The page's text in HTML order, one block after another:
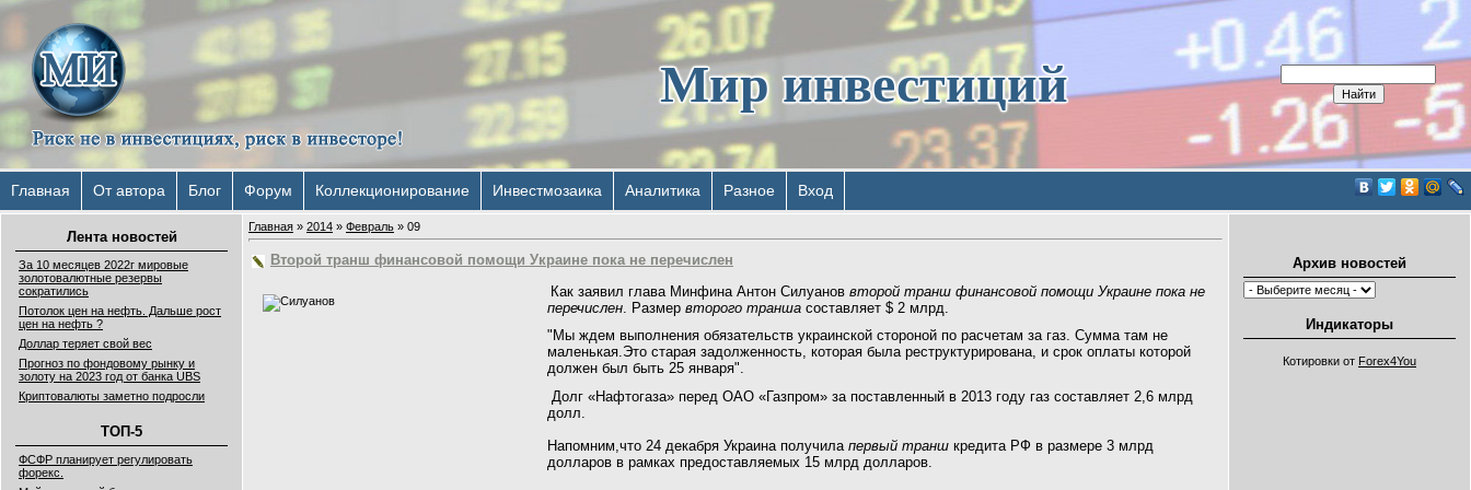
Мир инвестиций
Главная От автора Блог Форум Коллекционирование Инвестмозаика Аналитика Разное Вход
Лента новостей
За 10 месяцев 2022г мировые
золотовалютные резервы
сократились
Потолок цен на нефть. Дальше рост
цен на нефть ?
Доллар теряет свой вес
Прогноз по фондовому рынку и
золоту на 2023 год от банка UBS
Криптовалюты заметно подросли
ТОП-5
ФСФР планирует регулировать
форекс.
Главная » 2014 » Февраль » 09
Второй транш финансовой помощи Украине пока не перечислен
Как заявил глава Минфина Антон Силуанов второй транш финансовой помощи Украине пока не
перечислен . Размер второго транша составляет $ 2 млрд.
"Мы ждем выполнения обязательств украинской стороной по расчетам за газ. Сумма там не
маленькая.Это старая задолженность, которая была реструктурирована, и срок оплаты которой
должен был быть 25 января".
Долг «Нафтогаза» перед ОАО «Газпром» за поставленный в 2013 году газ составляет 2,6 млрд
долл.
Напомним,что 24 декабря Украина получила первый транш кредита РФ в размере 3 млрд
долларов в рамках предоставляемых 15 млрд долларов.
Архив новостей
Индикаторы
Котировки от Forex4You